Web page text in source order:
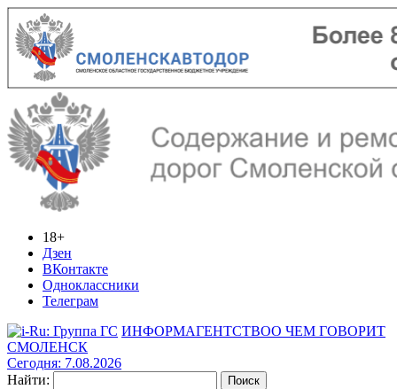
18+
Дзен
ВКонтакте
Одноклассники
Телеграм
ИНФОРМАГЕНТСТВОО ЧЕМ ГОВОРИТ
СМОЛЕНСК
Сегодня: 7.08.2026
Найти: